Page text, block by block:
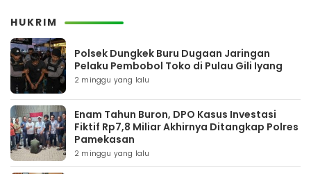
HUKRIM
Polsek Dungkek Buru Dugaan Jaringan
Pelaku Pembobol Toko di Pulau Gili Iyang
2 minggu yang lalu
Enam Tahun Buron, DPO Kasus Investasi
Fiktif Rp7,8 Miliar Akhirnya Ditangkap Polres
Pamekasan
2 minggu yang lalu